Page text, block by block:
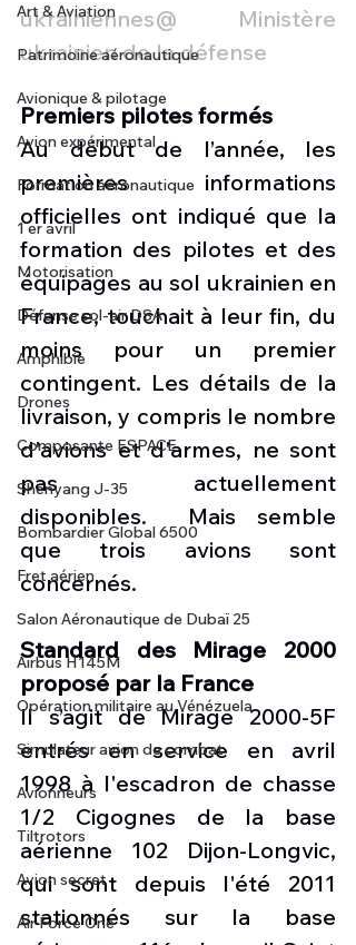
Art & Aviation
Patrimoine aéronautique
Avionique & pilotage
Avion expérimental
Formation aéronautique
1 er avril
Motorisation
Défense sol-air DSA
Amphibie
Drones
Composante ESPACE
Shenyang J-35
Bombardier Global 6500
Fret aérien
Salon Aéronautique de Dubaï 25
Airbus H145M
Opération militaire au Vénézuela
Simulateur avion de combat
Avionneurs
Tiltrotors
Avion secret
Air Force One
ukrainiennes@ Ministère
ukrainien de la défense
Premiers pilotes formés
Au début de l’année, les
premières informations
officielles ont indiqué que la
formation des pilotes et des
équipages au sol ukrainien en
France, touchait à leur fin, du
moins pour un premier
contingent. Les détails de la
livraison, y compris le nombre
d'avions et d'armes, ne sont
pas actuellement
disponibles.  Mais semble
que trois avions sont
concernés.
Standard des Mirage 2000
proposé par la France
Il s’agit de Mirage 2000-5F
entrés en service en avril
1998 à l'escadron de chasse
1/2 Cigognes de la base
aérienne 102 Dijon-Longvic,
qui sont depuis l'été 2011
stationnés sur la base